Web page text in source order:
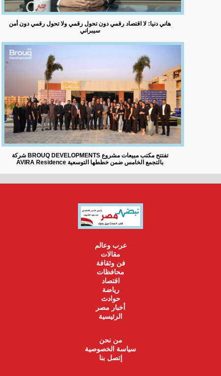
هاني دنيا: لا اقتصاد رقمي دون تحول رقمي ولا تحول رقمي دون أمن
سيبراني
شركة BROUQ DEVELOPMENTS تفتتح مكتب مبيعات مشروع
AVIRA Residence بالتجمع الخامس ضمن خططها التوسعية
عرب وعالم
مقالات
فن وثقافة
محافظات
اقتصاد
رياضة
حوادث
أخبار مصر
الرئيسية
من نحن
سياسة الخصوصية
إتصل بنا